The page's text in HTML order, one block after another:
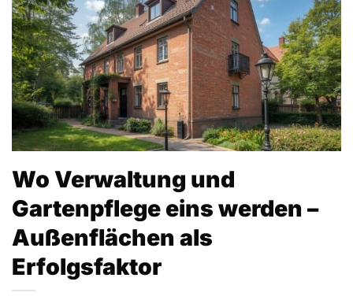
Wo Verwaltung und
Gartenpflege eins werden –
Außenflächen als
Erfolgsfaktor